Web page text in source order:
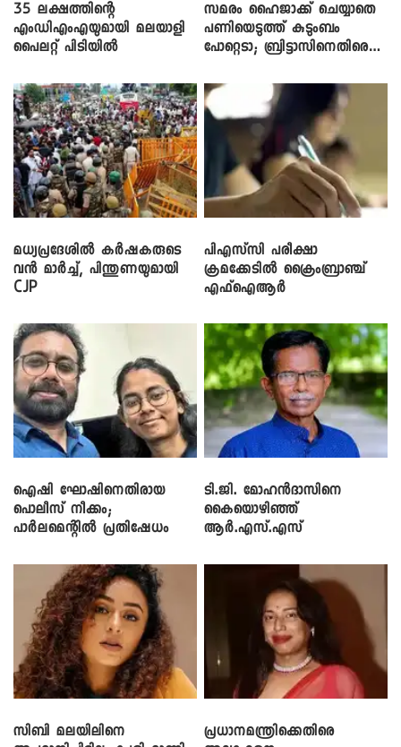
35 ലക്ഷത്തിന്റെ
എംഡിഎംഎയുമായി മലയാളി
പൈലറ്റ് പിടിയിൽ
സമരം ഹൈജാക്ക് ചെയ്യാതെ
പണിയെടുത്ത് കുടുംബം
പോറ്റെടാ; ബ്രിട്ടാസിനെതിരെ
മധ്യപ്രദേശിൽ കർഷകരുടെ
വൻ മാർച്ച്, പിന്തുണയുമായി
CJP
പിഎസ്‌സി പരീക്ഷാ
ക്രമക്കേ‌ടിൽ ക്രൈംബ്രാഞ്ച്
എഫ്ഐആർ
ഐഷി ഘോഷിനെതിരായ
പൊലീസ് നീക്കം;
പാര്‍ലമെന്റിൽ പ്രതിഷേധം
ടി.ജി. മോഹൻദാസിനെ
കൈയൊഴിഞ്ഞ്
ആർ.എസ്.എസ്
സിബി മലയിലിനെ
പ്രധാനമന്ത്രിക്കെതിരെ